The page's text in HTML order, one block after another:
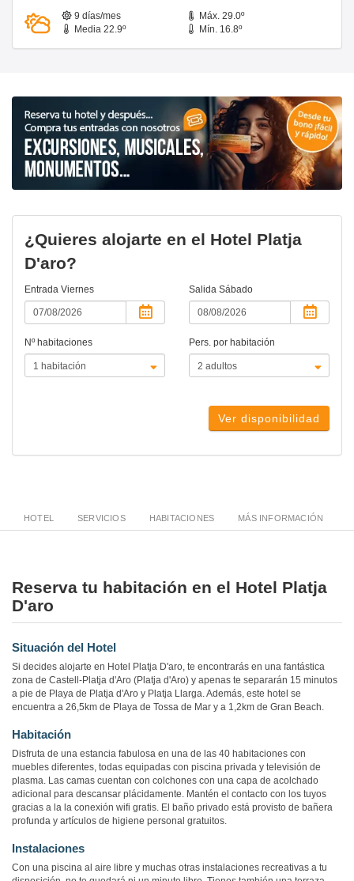
9 días/mes
Máx. 29.0º
Media 22.9º
Mín. 16.8º
¿Quieres alojarte en el Hotel Platja
D'aro?
Entrada Viernes Salida Sábado
Nº habitaciones Pers. por habitación
Ver disponibilidad
HOTEL SERVICIOS HABITACIONES MÁS INFORMACIÓN
Reserva tu habitación en el Hotel Platja
D'aro
Situación del Hotel
Si decides alojarte en Hotel Platja D'aro, te encontrarás en una fantástica
zona de Castell-Platja d'Aro (Platja d'Aro) y apenas te separarán 15 minutos
a pie de Playa de Platja d'Aro y Platja Llarga. Además, este hotel se
encuentra a 26,5km de Playa de Tossa de Mar y a 1,2km de Gran Beach.
Habitación
Disfruta de una estancia fabulosa en una de las 40 habitaciones con
muebles diferentes, todas equipadas con piscina privada y televisión de
plasma. Las camas cuentan con colchones con una capa de acolchado
adicional para descansar plácidamente. Mantén el contacto con los tuyos
gracias a la la conexión wifi gratis. El baño privado está provisto de bañera
profunda y artículos de higiene personal gratuitos.
Instalaciones
Con una piscina al aire libre y muchas otras instalaciones recreativas a tu